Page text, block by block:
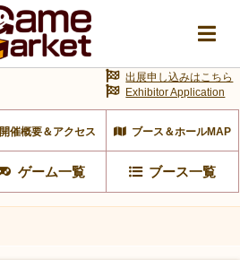
開催概要＆アクセス ブース＆ホールMAP
ゲーム一覧 ブース一覧
出展申し込みはこちら
Exhibitor Application